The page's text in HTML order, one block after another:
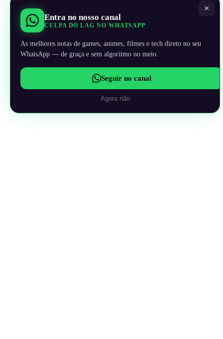
×
Entra no nosso canal
CULPA DO LAG NO WHATSAPP
As melhores notas de games, animes, filmes e tech direto no seu
WhatsApp — de graça e sem algoritmo no meio.
Seguir no canal
Agora não